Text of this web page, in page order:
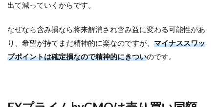
出て減っていくからです。
なぜなら含み損なら将来解消され含み益に変わる可能性があ
り、希望が持てまだ精神的に楽なのですが、 マイナススワッ
プポイントは確定損なので精神的にきついのです。